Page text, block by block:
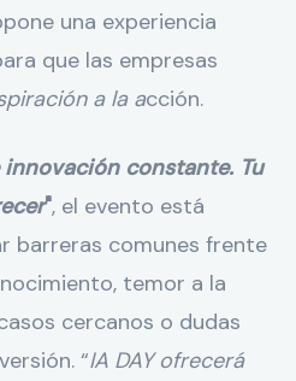
una experiencia
que las empresas
a la acción.
constante. Tu
", el evento está
barreras comunes frente
temor a la
cercanos o dudas
“IA DAY ofrecerá